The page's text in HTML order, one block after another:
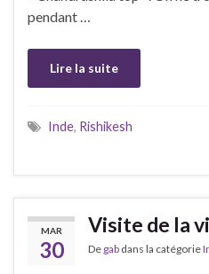
pendant …
Lire la suite
Inde, Rishikesh
MAR
30
Visite de la
De gab dans la catégorie